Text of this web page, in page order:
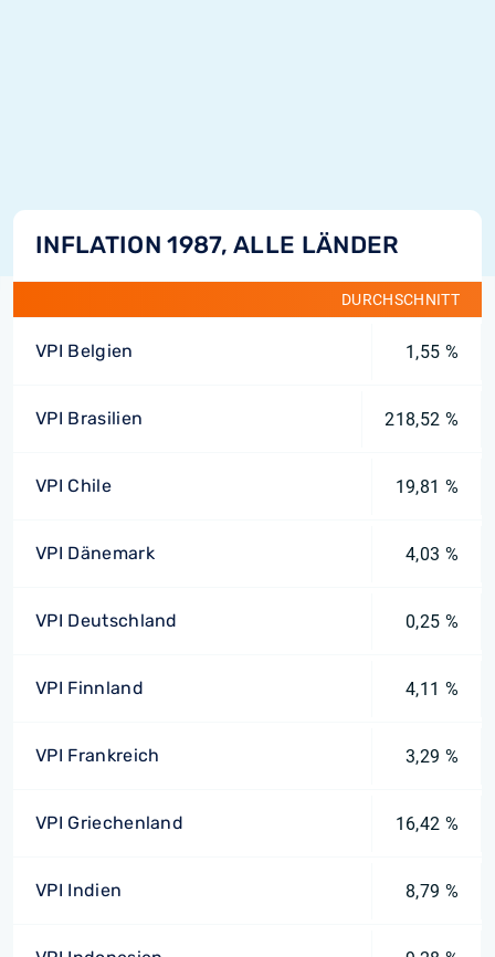
INFLATION 1987, ALLE LÄNDER
DURCHSCHNITT
VPI Belgien 1,55 %
VPI Brasilien 218,52 %
VPI Chile 19,81 %
VPI Dänemark 4,03 %
VPI Deutschland 0,25 %
VPI Finnland 4,11 %
VPI Frankreich 3,29 %
VPI Griechenland 16,42 %
VPI Indien 8,79 %